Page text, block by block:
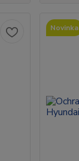
Novinka